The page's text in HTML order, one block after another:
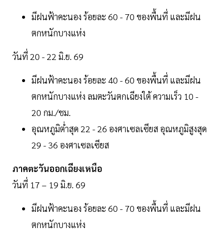
มีฝนฟ้าคะนอง ร้อยละ 60 - 70 ของพื้นที่ และมีฝน
ตกหนักบางแห่ง
วันที่ 20 - 22 มิ.ย. 69
มีฝนฟ้าคะนอง ร้อยละ 40 - 60 ของพื้นที่ และมีฝน
ตกหนักบางแห่ง ลมตะวันตกเฉียงใต้ ความเร็ว 10 -
20 กม./ชม.
อุณหภูมิต่ำสุด 22 - 26 องศาเซลเซียส อุณหภูมิสูงสุด
29 - 36 องศาเซลเซียส
ภาคตะวันออกเฉียงเหนือ
วันที่ 17 – 19 มิ.ย. 69
มีฝนฟ้าคะนอง ร้อยละ 60 - 70 ของพื้นที่ และมีฝน
ตกหนักบางแห่ง